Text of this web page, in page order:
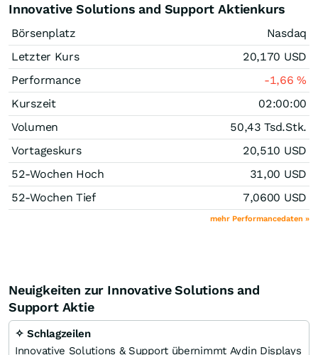
Innovative Solutions and Support Aktienkurs
Börsenplatz
Nasdaq
Letzter Kurs
20,170 USD
Performance
-1,66%
Kurszeit
02:00:00
Volumen
50,43 Tsd.Stk.
Vortageskurs
20,510 USD
52-Wochen Hoch
31,00 USD
52-Wochen Tief
7,0600 USD
mehr Performancedaten »
Neuigkeiten zur Innovative Solutions and
Support Aktie
✧ Schlagzeilen
Innovative Solutions & Support übernimmt Aydin Displays